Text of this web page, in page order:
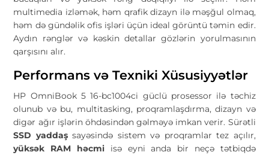
multimedia izləmək, həm qrafik dizayn ilə məşğul olmaq,
həm də gündəlik ofis işləri üçün ideal görüntü təmin edir.
Aydın rənglər və kəskin detallar gözlərin yorulmasının
qarşısını alır.
Performans və Texniki Xüsusiyyətlər
HP OmniBook 5 16-bc1004ci güclü prosessor ilə təchiz
olunub və bu, multitasking, proqramlaşdırma, dizayn və
digər ağır işlərin öhdəsindən gəlməyə imkan verir. Sürətli
SSD yaddaşsayəsində sistem və proqramlar tez açılır,
yüksək RAM həcmiisə eyni anda bir neçə tətbiqdə